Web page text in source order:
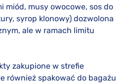
miód, musy owocowe, sos do
syrop klonowy) dozwolona
ale w ramach limitu
zakupione w strefie
również spakować do bagażu